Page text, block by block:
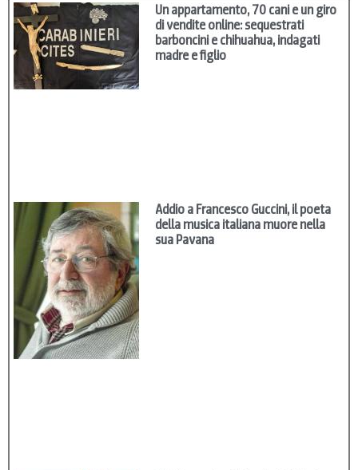
Un appartamento, 70 cani e un giro
di vendite online: sequestrati
barboncini e chihuahua, indagati
madre e figlio
Addio a Francesco Guccini, il poeta
della musica italiana muore nella
sua Pavana